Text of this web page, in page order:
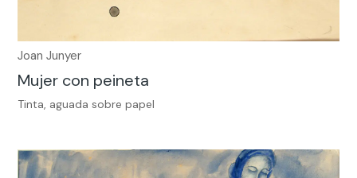
Joan Junyer
Mujer con peineta
Tinta, aguada sobre papel